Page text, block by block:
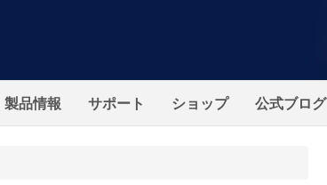
製品情報 サポート ショップ 公式ブログ